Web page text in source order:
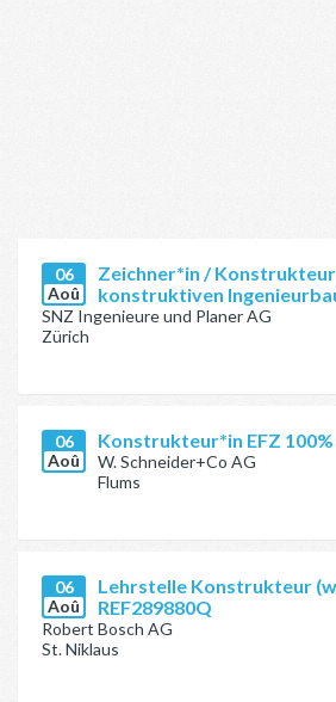
06
Aoû
Zeichner*in /
konstruktiven
SNZ Ingenieure und Planer AG
Zürich
06
Aoû
Konstrukteur*in EFZ 100%
W. Schneider+Co AG
Flums
06
Aoû
Lehrstelle Konstrukteur
REF289880Q
Robert Bosch AG
St. Niklaus